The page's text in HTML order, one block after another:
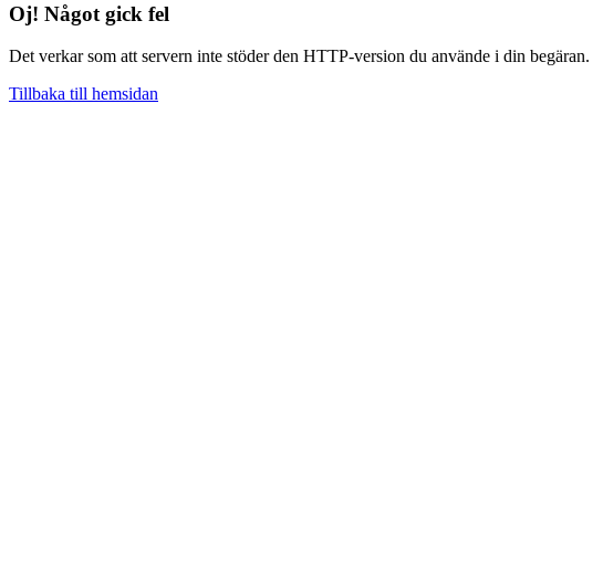
Oj! Något gick fel
Det verkar som att servern inte stöder den HTTP-version du använde i din begäran.
Tillbaka till hemsidan